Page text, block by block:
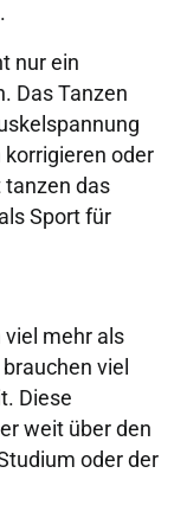
nur ein
Das Tanzen
oder
tanzen das
Sport für
viel mehr als
viel
Diese
weit über den
oder der